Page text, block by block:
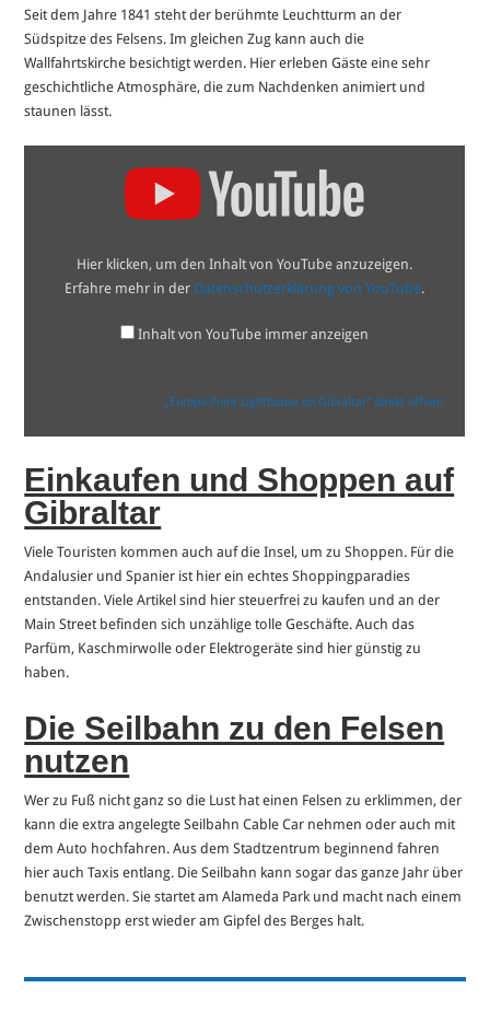
Seit dem Jahre 1841 steht der berühmte Leuchtturm an der
Südspitze des Felsens. Im gleichen Zug kann auch die
Wallfahrtskirche besichtigt werden. Hier erleben Gäste eine sehr
geschichtliche Atmosphäre, die zum Nachdenken animiert und
staunen lässt.
anzeigenHier klicken, um den Inhalt von YouTube anzuzeigen.
Erfahre mehr in der Datenschutzerklärung von YouTube.
Inhalt von YouTube immer anzeigen
„Europa Point Lighthouse on Gibraltar“ direkt öffnen
Einkaufen und Shoppen auf
Gibraltar
Viele Touristen kommen auch auf die Insel, um zu Shoppen. Für die
Andalusier und Spanier ist hier ein echtes Shoppingparadies
entstanden. Viele Artikel sind hier steuerfrei zu kaufen und an der
Main Street befinden sich unzählige tolle Geschäfte. Auch das
Parfüm, Kaschmirwolle oder Elektrogeräte sind hier günstig zu
haben.
Die Seilbahn zu den Felsen
nutzen
Wer zu Fuß nicht ganz so die Lust hat einen Felsen zu erklimmen, der
kann die extra angelegte Seilbahn Cable Car nehmen oder auch mit
dem Auto hochfahren. Aus dem Stadtzentrum beginnend fahren
hier auch Taxis entlang. Die Seilbahn kann sogar das ganze Jahr über
benutzt werden. Sie startet am Alameda Park und macht nach einem
Zwischenstopp erst wieder am Gipfel des Berges halt.